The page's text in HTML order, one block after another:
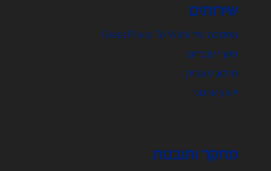
שירותים
הסמכה של Great Place To Work
סקרי עובדים
מיתוג מעסיק
ייעוץ ארגוני
מחקר ותובנות